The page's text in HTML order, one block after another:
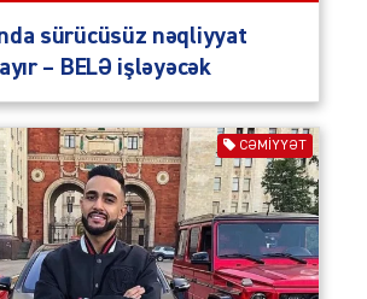
sürücüsüz nəqliyyat
– BELƏ işləyəcək
CƏMIYYƏT